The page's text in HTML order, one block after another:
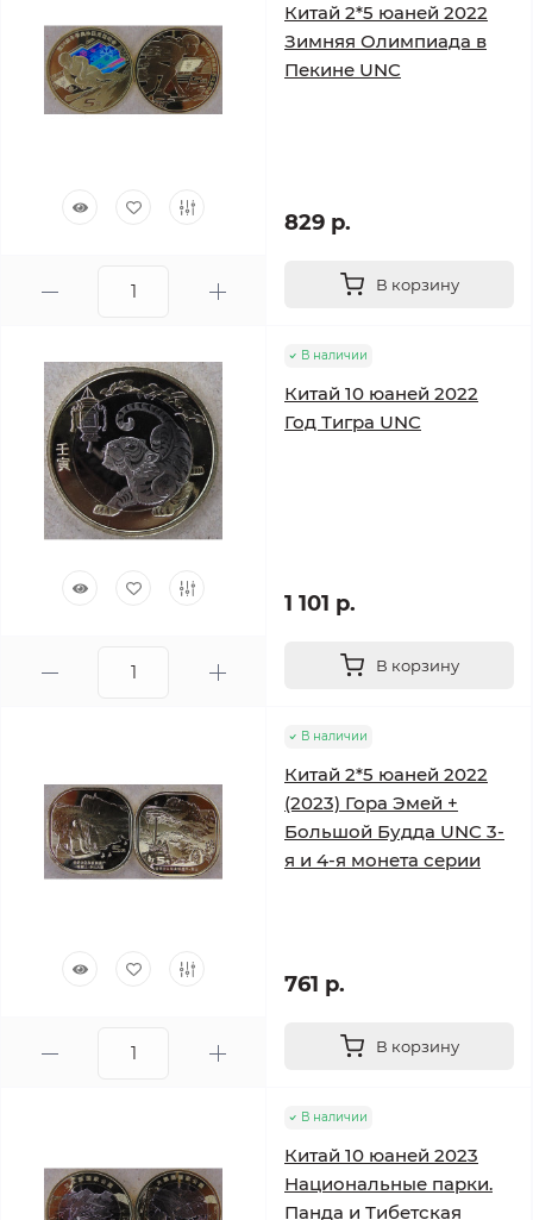
Китай 2*5 юаней 2022
Зимняя Олимпиада в
Пекине UNC
829 р.
В корзину
В наличии
Китай 10 юаней 2022
Год Тигра UNC
1 101 р.
В корзину
В наличии
Китай 2*5 юаней 2022
(2023) Гора Эмей +
Большой Будда UNC 3-
я и 4-я монета серии
761 р.
В корзину
В наличии
Китай 10 юаней 2023
Национальные парки.
Панда и Тибетская